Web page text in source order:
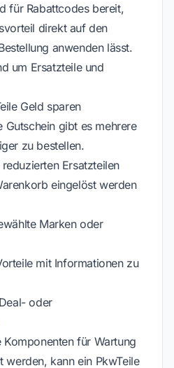
für Rabattcodes bereit,
direkt auf den
anwenden lässt.
um Ersatzteile und
Geld sparen
Gutschein gibt es mehrere
zu bestellen.
Ersatzteilen
eingelöst werden
Marken oder
mit Informationen zu
oder
für Wartung
werden, kann ein PkwTeile